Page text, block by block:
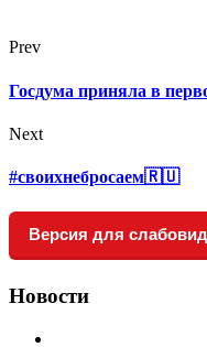
Prev
Госдума приняла в
Next
#своихнебросаем🇷🇺
Версия для
Новости